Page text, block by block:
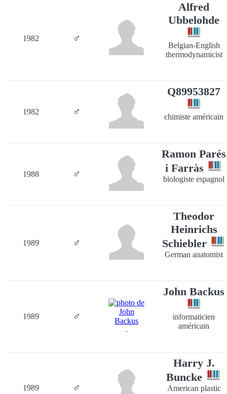
1982 ♂
Alfred
Ubbelohde
Belgian-English
thermodynamicist
1982 ♂
Q89953827
chimiste américain
1988 ♂
Ramon Parés
i Farràs
biologiste espagnol
1989 ♂
Theodor
Heinrichs
Schiebler
German anatomist
1989 ♂
-
John Backus
informaticien
américain
1989 ♂
Harry J.
Buncke
American plastic